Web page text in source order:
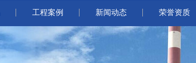
工程案例 新闻动态 荣誉资质